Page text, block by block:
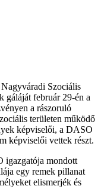
Szociális
gáláját február 29-én a
a rászoruló
területen működő
képviselői, a DASO
képviselői vettek részt.
igazgatója mondott
egy remek pillanat
elismerjék és